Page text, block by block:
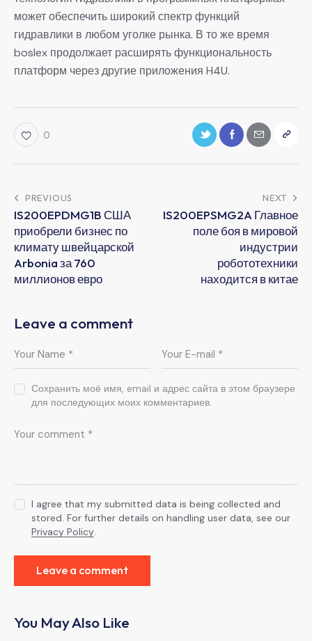
может обеспечить широкий спектр функций
гидравлики в любом уголке рынка. В то же время
boslex продолжает расширять функциональность
платформ через другие приложения H4U.
0
PREVIOUS
IS200EPDMG1B США
приобрели бизнес по
климату швейцарской
Arbonia за 760
миллионов евро
NEXT
IS200EPSMG2A Главное
поле боя в мировой
индустрии
робототехники
находится в китае
Leave a comment
Сохранить моё имя, email и адрес сайта в этом браузере
для последующих моих комментариев.
I agree that my submitted data is being collected and
stored. For further details on handling user data, see our
Privacy Policy.
You May Also Like